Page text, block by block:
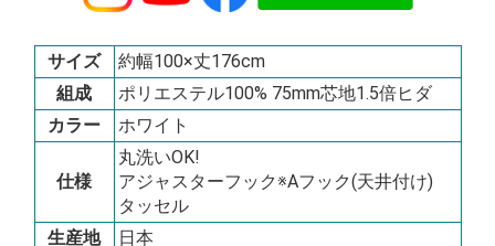
サイズ
約幅100×丈176cm
組成
ポリエステル100% 75mm芯地1.5倍ヒダ
カラー
ホワイト
仕様
丸洗いOK!
アジャスターフック※Aフック(天井付け)
タッセル
生産地
日本